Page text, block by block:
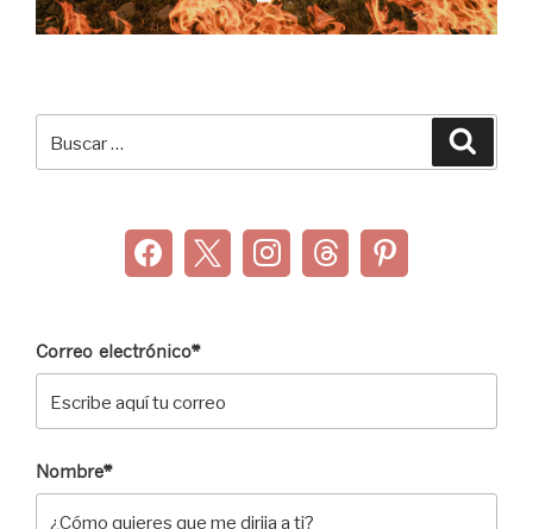
por:
Correo electrónico*
Nombre*